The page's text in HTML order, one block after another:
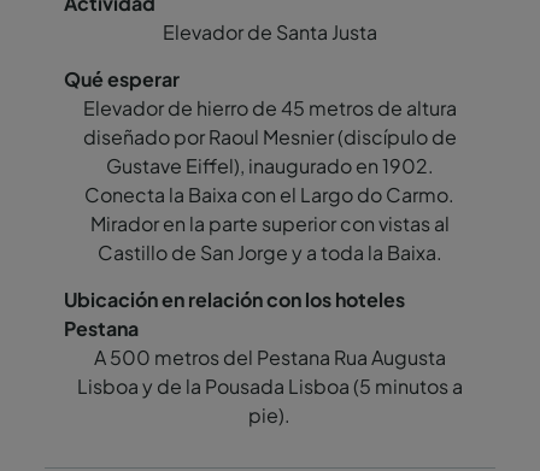
Elevador de Santa Justa
Elevador de hierro de 45 metros de altura
diseñado por Raoul Mesnier (discípulo de
Gustave Eiffel), inaugurado en 1902.
Conecta la Baixa con el Largo do Carmo.
Mirador en la parte superior con vistas al
Castillo de San Jorge y a toda la Baixa.
A 500 metros del Pestana Rua Augusta
Lisboa y de la Pousada Lisboa (5 minutos a
pie).